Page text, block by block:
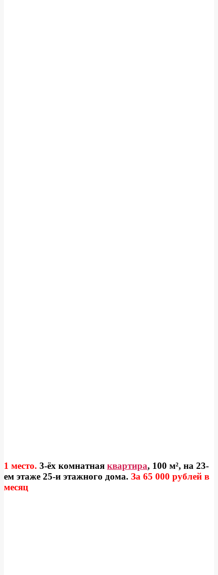
1 место. 3-ёх комнатная квартира, 100 м², на 23-
ем этаже 25-и этажного дома. За 65 000 рублей в
месяц